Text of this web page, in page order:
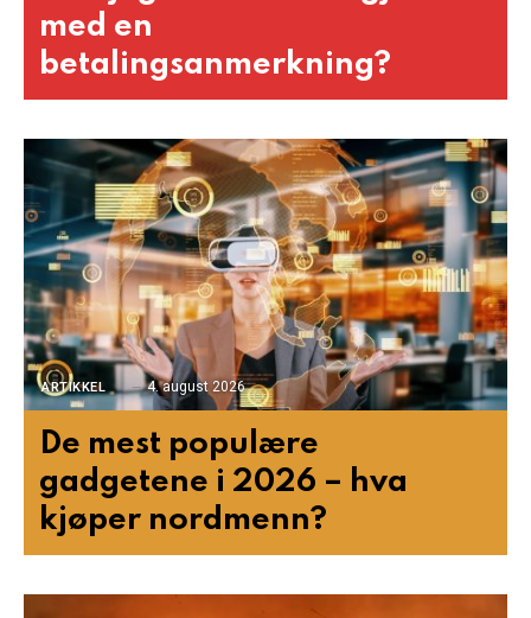
med en
betalingsanmerkning?
ARTIKKEL 4. august 2026
De mest populære
gadgetene i 2026 – hva
kjøper nordmenn?